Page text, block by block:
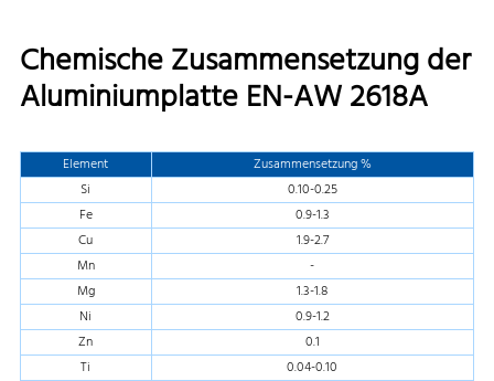
Chemische Zusammensetzung der
Aluminiumplatte EN-AW 2618A
Element
Zusammensetzung %
Si
0.10-0.25
Fe
0.9-1.3
Cu
1.9-2.7
Mn
-
Mg
1.3-1.8
Ni
0.9-1.2
Zn
0.1
Ti
0.04-0.10